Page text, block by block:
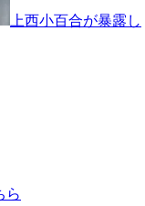
上西小百合が暴露し